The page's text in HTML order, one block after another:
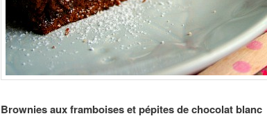
Brownies aux framboises et pépites de chocolat blanc